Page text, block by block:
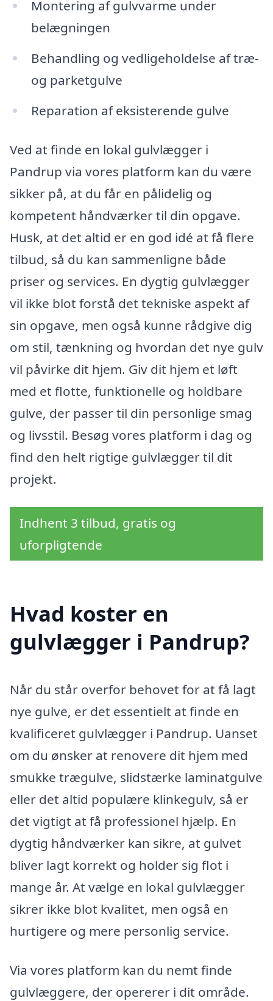
Montering af gulvvarme under
belægningen
Behandling og vedligeholdelse af træ-
og parketgulve
Reparation af eksisterende gulve
Ved at finde en lokal gulvlægger i
Pandrup via vores platform kan du være
sikker på, at du får en pålidelig og
kompetent håndværker til din opgave.
Husk, at det altid er en god idé at få flere
tilbud, så du kan sammenligne både
priser og services. En dygtig gulvlægger
vil ikke blot forstå det tekniske aspekt af
sin opgave, men også kunne rådgive dig
om stil, tænkning og hvordan det nye gulv
vil påvirke dit hjem. Giv dit hjem et løft
med et flotte, funktionelle og holdbare
gulve, der passer til din personlige smag
og livsstil. Besøg vores platform i dag og
find den helt rigtige gulvlægger til dit
projekt.
Indhent 3 tilbud, gratis og
uforpligtende
Hvad koster en
gulvlægger i Pandrup?
Når du står overfor behovet for at få lagt
nye gulve, er det essentielt at finde en
kvalificeret gulvlægger i Pandrup. Uanset
om du ønsker at renovere dit hjem med
smukke trægulve, slidstærke laminatgulve
eller det altid populære klinkegulv, så er
det vigtigt at få professionel hjælp. En
dygtig håndværker kan sikre, at gulvet
bliver lagt korrekt og holder sig flot i
mange år. At vælge en lokal gulvlægger
sikrer ikke blot kvalitet, men også en
hurtigere og mere personlig service.
Via vores platform kan du nemt finde
gulvlæggere, der opererer i dit område.